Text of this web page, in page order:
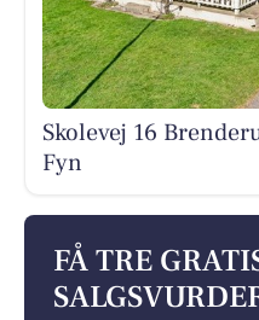
Skolevej 16
Fyn
FÅ TRE